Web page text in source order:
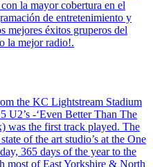
la mayor cobertura en el
de entretenimiento y
mejores éxitos gruperos del
la mejor radio!.
the KC Lightstream Stadium
U2’s -‘Even Better Than The
was the first track played. The
of the art studio’s at the One
365 days of the year to the
most of East Yorkshire & North